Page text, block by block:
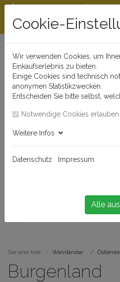
Beratungshotline
0721 - 830 777 0
300 €
Buchen Sie Ihr
Sie sind hier: Weinländer
Burgenland
Cookie-
Wir verwenden Cookies, um
Einkaufserlebnis zu bieten.
Einige Cookies sind technisch
anonymen Statistikzwecken.
Entscheiden Sie bitte selbst,
Notwendige Cookies erlauben
Weitere Infos
Datenschutz Impressum
Alle